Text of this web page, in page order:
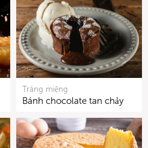
Tráng miệng
Bánh chocolate tan chảy